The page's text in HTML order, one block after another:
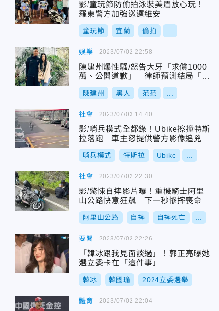
影/童玩節防偷拍泳裝美眉放心玩！
羅東警方加強巡邏維安
童玩節 宜蘭 偷拍
娛樂
陳建州爆性騷/怒告大牙「求償1000
萬、公開道歉」 律師預測結局「將
會撤告」
陳建州 黑人 范范
2023/07/02 22:58
社會
影/哨兵模式全都錄！Ubike擦撞特斯
拉落跑 車主怒提供警方影像追兇
哨兵模式 特斯拉 Ubike
2023/07/03 14:40
社會
影/驚悚自摔影片曝！重機騎士阿里
山公路快意狂飆 下一秒慘摔喪命
阿里山公路 自摔 自摔死亡
2023/07/02 22:30
要聞
「韓冰跟我見面談過」！郭正亮曝她
選立委卡在「這件事」
韓冰 韓國瑜 2024立委選舉
2023/07/02 22:26
體育 2023/07/02 22:04